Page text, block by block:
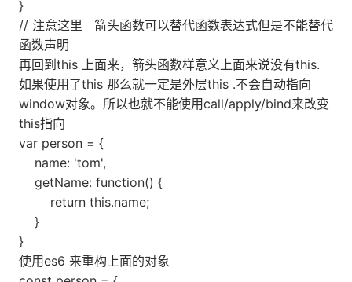
}
// 注意这里 箭头函数可以替代函数表达式但是不能替代
函数声明
再回到this 上面来，箭头函数样意义上面来说没有this.
如果使用了this 那么就一定是外层this .不会自动指向
window对象。所以也就不能使用call/apply/bind来改变
this指向
var person = {
name: 'tom',
getName: function() {
return this.name;
}
}
使用es6 来重构上面的对象